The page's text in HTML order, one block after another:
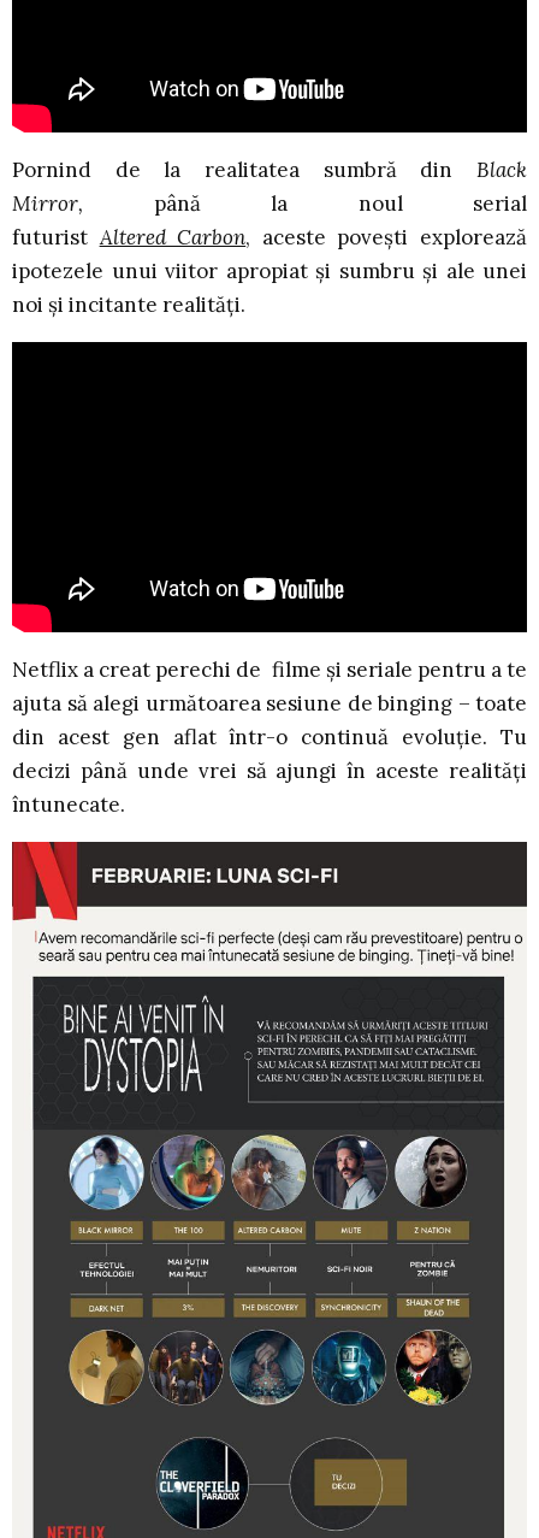
Pornind de la realitatea sumbră din Black
Mirror, până la noul serial
futuristAltered Carbon, aceste povești explorează
ipotezele unui viitor apropiat și sumbru și ale unei
noi și incitante realități.
Netflix a creat perechi de filme și seriale pentru a te
ajuta să alegi următoarea sesiune de binging – toate
din acest gen aflat într-o continuă evoluție. Tu
decizi până unde vrei să ajungi în aceste realități
întunecate.